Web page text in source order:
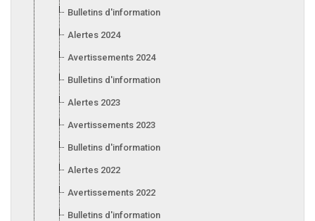
Bulletins d'information 2025
Alertes 2024
Avertissements 2024
Bulletins d'information 2024
Alertes 2023
Avertissements 2023
Bulletins d'information 2023
Alertes 2022
Avertissements 2022
Bulletins d'information 2022